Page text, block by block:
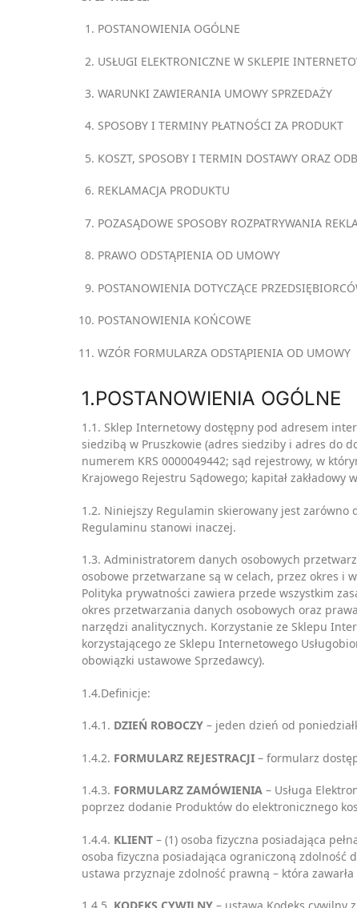
POSTANOWIENIA OGÓLNE
USŁUGI ELEKTRONICZNE W SKLEPIE
WARUNKI ZAWIERANIA UMOWY SPRZEDAŻY
SPOSOBY I TERMINY PŁATNOŚCI ZA PRODUKT
KOSZT, SPOSOBY I TERMIN DOSTAWY ORAZ
REKLAMACJA PRODUKTU
POZASĄDOWE SPOSOBY ROZPATRYWANIA
PRAWO ODSTĄPIENIA OD UMOWY
POSTANOWIENIA DOTYCZĄCE
POSTANOWIENIA KOŃCOWE
WZÓR FORMULARZA ODSTĄPIENIA OD UMOWY
1.POSTANOWIENIA OGÓLNE
1.1. Sklep Internetowy dostępny pod adresem
siedzibą w Pruszkowie (adres siedziby i adres do
numerem KRS 0000049442; sąd rejestrowy, w
Krajowego Rejestru Sądowego; kapitał zakładowy
1.2. Niniejszy Regulamin skierowany jest
Regulaminu stanowi inaczej.
1.3. Administratorem danych osobowych
osobowe przetwarzane są w celach, przez okres i
Polityka prywatności zawiera przede wszystkim
okres przetwarzania danych osobowych oraz
narzędzi analitycznych. Korzystanie ze Sklepu
korzystającego ze Sklepu Internetowego
obowiązki ustawowe Sprzedawcy).
1.4.Definicje:
1.4.1. DZIEŃ ROBOCZY – jeden dzień od
1.4.2. FORMULARZ REJESTRACJI – formularz
1.4.3. FORMULARZ ZAMÓWIENIA – Usługa
poprzez dodanie Produktów do elektronicznego
1.4.4. KLIENT – (1) osoba fizyczna posiadająca
osoba fizyczna posiadająca ograniczoną zdolność
ustawa przyznaje zdolność prawną – która